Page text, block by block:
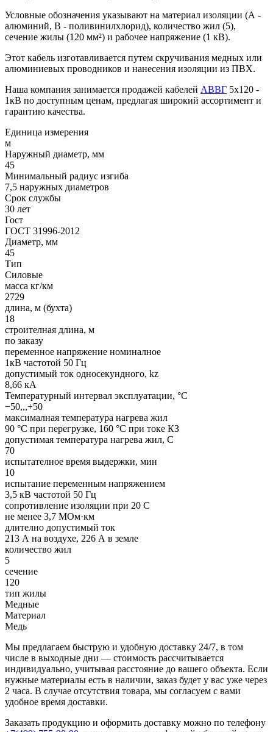
Условные обозначения указывают на материал изоляции (А -
алюминий, В - поливинилхлорид), количество жил (5),
сечение жилы (120 мм²) и рабочее напряжение (1 кВ).
Этот кабель изготавливается путем скручивания медных или
алюминиевых проводников и нанесения изоляции из ПВХ.
Наша компания занимается продажей кабелей АВВГ 5х120 -
1кВ по доступным ценам, предлагая широкий ассортимент и
гарантию качества.
Единица измерения
м
Наружный диаметр, мм
45
Минимальный радиус изгиба
7,5 наружных диаметров
Срок службы
30 лет
Гост
ГОСТ 31996-2012
Диаметр, мм
45
Тип
Силовые
масса кг/км
2729
длина, м (бухта)
18
строителная длина, м
по заказу
переменное напряжение номиналное
1кВ частотой 50 Гц
допустимый ток односекундного, kz
8,66 кА
Температурный интервал эксплуатации, °С
−50,,,+50
максималная температура нагрева жил
90 °C при перегрузке, 160 °C при токе КЗ
допустимая температура нагрева жил, С
70
испытателное время выдержки, мин
10
испытание переменным напряжением
3,5 кВ частотой 50 Гц
сопротивление изоляции при 20 С
не менее 3,7 МОм·км
длително допустимый ток
213 А на воздухе, 226 А в земле
количество жил
5
сечение
120
тип жилы
Медные
Материал
Медь
Мы предлагаем быструю и удобную доставку 24/7, в том
числе в выходные дни — стоимость рассчитывается
индивидуально, учитывая расстояние до вашего объекта. Если
нужные материалы есть в наличии, заказ будет у вас уже через
2 часа. В случае отсутствия товара, мы согласуем с вами
удобное время доставки.
Заказать продукцию и оформить доставку можно по телефону